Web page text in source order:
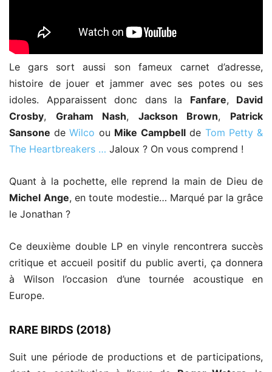
Le gars sort aussi son fameux carnet d’adresse,
histoire de jouer et jammer avec ses potes ou ses
idoles. Apparaissent donc dans la Fanfare, David
Crosby, Graham Nash, Jackson Brown, Patrick
Sansone deWilco ou Mike Campbell de Tom Petty &
The Heartbreakers … Jaloux ? On vous comprend !
Quant à la pochette, elle reprend la main de Dieu de
Michel Ange, en toute modestie… Marqué par la grâce
le Jonathan ?
Ce deuxième double LP en vinyle rencontrera succès
critique et accueil positif du public averti, ça donnera
à Wilson l’occasion d’une tournée acoustique en
Europe.
RARE BIRDS (2018)
Suit une période de productions et de participations,